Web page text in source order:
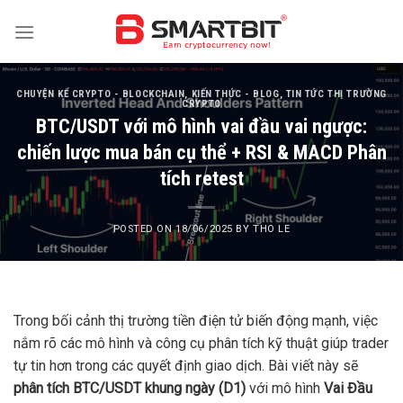
CHUYỆN KỂ CRYPTO - BLOCKCHAIN, KIẾN THỨC - BLOG, TIN TỨC THỊ TRƯỜNG
CRYPTO
BTC/USDT với mô hình vai đầu vai ngược:
chiến lược mua bán cụ thể + RSI & MACD Phân
tích retest
POSTED ON18/06/2025 BYTHO LE
Trong bối cảnh thị trường tiền điện tử biến động mạnh, việc
nắm rõ các mô hình và công cụ phân tích kỹ thuật giúp trader
tự tin hơn trong các quyết định giao dịch. Bài viết này sẽ
phân tích BTC/USDT khung ngày (D1) với mô hình Vai Đầu